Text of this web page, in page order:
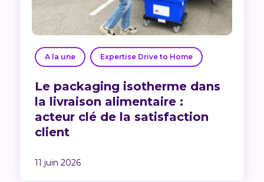
A la une Expertise Drive to Home
Le packaging isotherme dans
la livraison alimentaire :
acteur clé de la satisfaction
client
11 juin 2026